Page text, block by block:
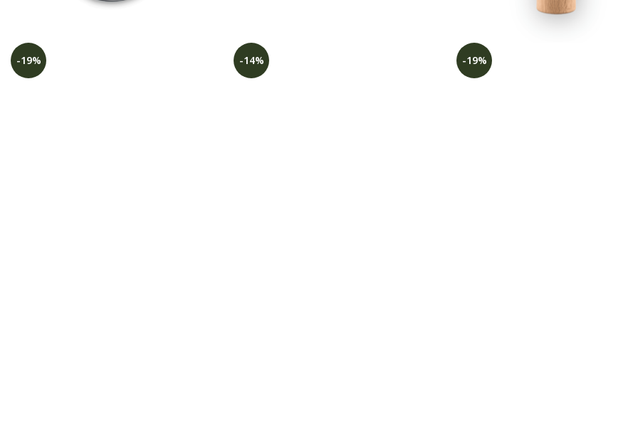
-19% -14% -19%